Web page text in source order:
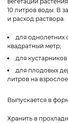
10 литров воды. В
и расход раствора.
для однолетних
квадратный метр;
для
для плодовых
литров на
Выпускается в
Хранить в